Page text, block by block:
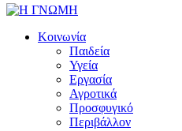
Κοινωνία
Παιδεία
Υγεία
Εργασία
Αγροτικά
Προσφυγικό
Περιβάλλον